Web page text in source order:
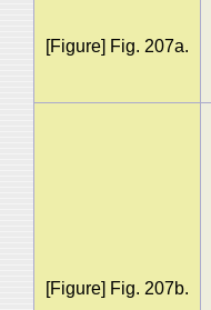
[Figure] Fig. 207a.
[Figure] Fig. 207b.